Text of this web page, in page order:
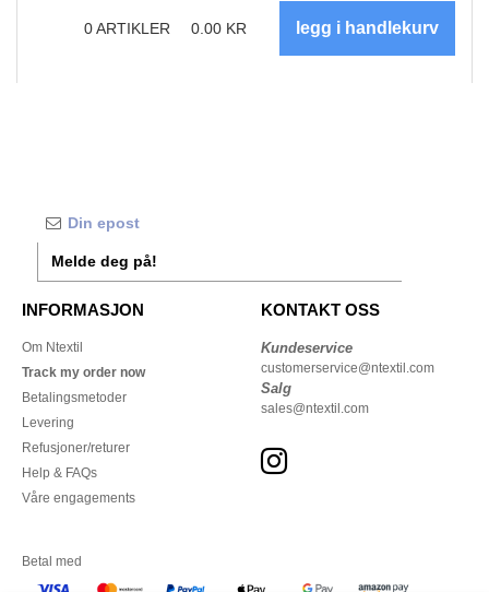
0ARTIKLER 0.00 KR
Melde deg på!
INFORMASJON
Om Ntextil
Track my order now
Betalingsmetoder
Levering
Refusjoner/returer
Help & FAQs
Våre engagements
KONTAKT OSS
Kundeservice
customerservice@ntextil.com
Salg
sales@ntextil.com
Betal med